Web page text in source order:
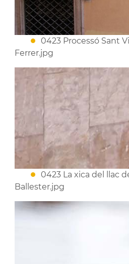
0423 Processó Sant
Ferrer.jpg
0423 La xica del llac
Ballester.jpg